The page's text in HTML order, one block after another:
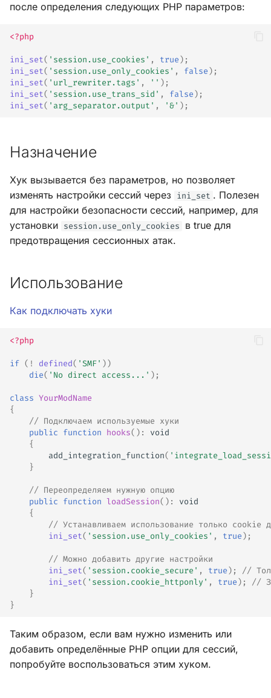
после определения следующих PHP параметров:
<?php
ini_set( 'session.use_cookies' , true);
ini_set( 'session.use_only_cookies' , false);
ini_set( 'url_rewriter.tags' , '' );
ini_set( 'session.use_trans_sid' , false);
ini_set( 'arg_separator.output' , '&' );
Назначение
Хук вызывается без параметров, но позволяет
изменять настройки сессий через ini_set . Полезен
для настройки безопасности сессий, например, для
установки session.use_only_cookies
в true для
предотвращения сессионных атак.
Использование
Как подключать хуки
<?php
if ( ! defined( 'SMF' ))
die( 'No direct access...' );
class YourModName
{
// Подключаем используемые хуки
public function hooks() :
void
{
add_integration_function(
}
// Переопределяем нужную опцию
public function loadSession() :
void
{
// Устанавливаем использование только cookie
ini_set( 'session.use_only_cookies' , true);
// Можно добавить другие настройки
ini_set( 'session.cookie_secure' , true);
//
ini_set( 'session.cookie_httponly' , true);
//
}
}
Таким образом, если вам нужно изменить или
добавить определённые PHP опции для сессий,
попробуйте воспользоваться этим хуком.